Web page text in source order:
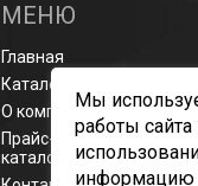
МЕНЮ
Главная
Каталог продукции
О компании
Прайс-листы и
каталоги
Мы
работы
информацию